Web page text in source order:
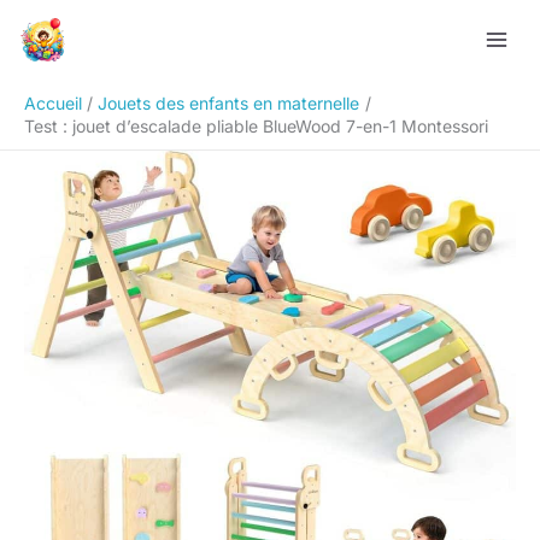
Accueil
Jouets des enfants en maternelle
Test : jouet d’escalade pliable BlueWood 7-en-1 Montessori
Rechercher